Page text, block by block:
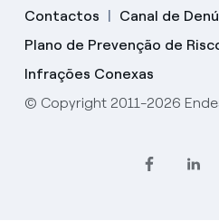
Contactos
Canal de
Plano de Prevenção de
Infrações Conexas
© Copyright 2011-2026